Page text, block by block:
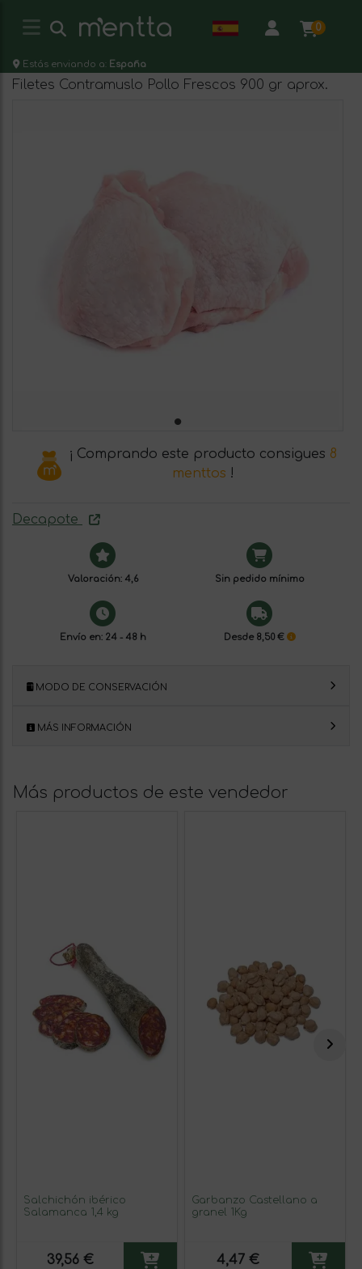
0
Estás enviando a: España
Filetes Contramuslo Pollo Frescos 900 gr aprox.
¡ Comprando este producto consigues 8
menttos !
Decapote
Valoración: 4,6 Sin pedido mínimo
Envío en: 24 - 48 h Desde 8,50 €
MODO DE CONSERVACIÓN
MÁS INFORMACIÓN
Más productos de este vendedor
Salchichón ibérico
Salamanca 1,4 kg
39,56 €
Garbanzo Castellano a
granel 1Kg
4,47 €